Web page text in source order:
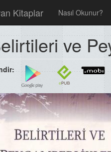
Kitaplar Nasıl Okunur?
ve